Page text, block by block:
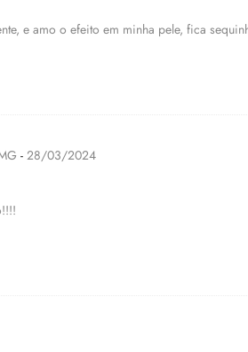
e amo o efeito em minha pele, fica
- 28/03/2024